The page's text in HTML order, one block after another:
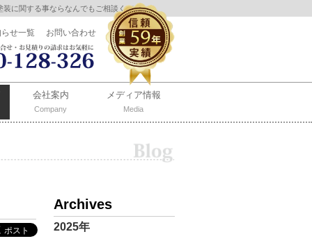
に関する事ならなんでもご相談ください。
お問い合わせ
せ一覧
メディア情報
Media
会社案内
Company
Archives
2025年